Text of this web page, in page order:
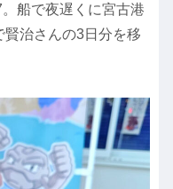
船で夜遅くに宮古港
治さんの3日分を移